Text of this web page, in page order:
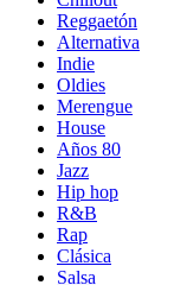
Reggaetón
Alternativa
Indie
Oldies
Merengue
House
Años 80
Jazz
Hip hop
R&B
Rap
Clásica
Salsa